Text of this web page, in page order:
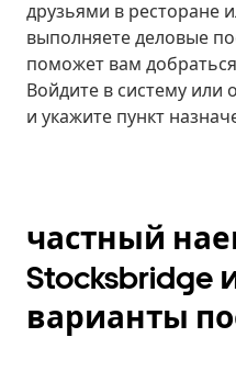
друзьями в ресторане
выполняете деловые
поможет вам
Войдите в систему или
и укажите пункт
частный
Stocksbridge
варианты